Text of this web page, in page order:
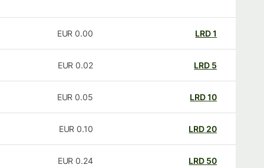
LRD
0.00
EUR
LRD
0.02
EUR
LRD
0.05
EUR
20
LRD
0.10
EUR
50
LRD
0.24
EUR